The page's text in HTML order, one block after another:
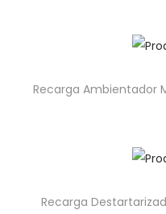
Recarga Ambientador
Recarga